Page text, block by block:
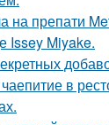
на препати
Issey Miyake.
в